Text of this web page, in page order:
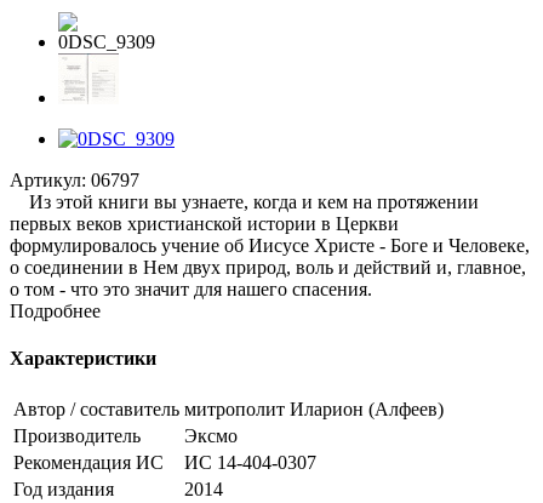
Артикул: 06797
Из этой книги вы узнаете, когда и кем на протяжении
первых веков христианской истории в Церкви
формулировалось учение об Иисусе Христе - Боге и Человеке,
о соединении в Нем двух природ, воль и действий и, главное,
о том - что это значит для нашего спасения.
Подробнее
Характеристики
Автор / составитель митрополит Иларион (Алфеев)
Производитель
Эксмо
Рекомендация ИС
ИС 14-404-0307
Год издания
2014